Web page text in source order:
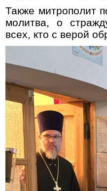
Также митрополит
молитва, о
всех, кто с верой